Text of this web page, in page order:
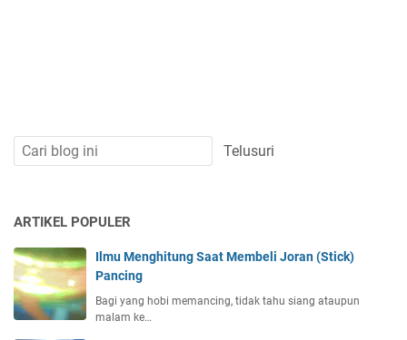
ARTIKEL POPULER
Ilmu Menghitung Saat Membeli Joran (Stick)
Pancing
Bagi yang hobi memancing, tidak tahu siang ataupun
malam ke…